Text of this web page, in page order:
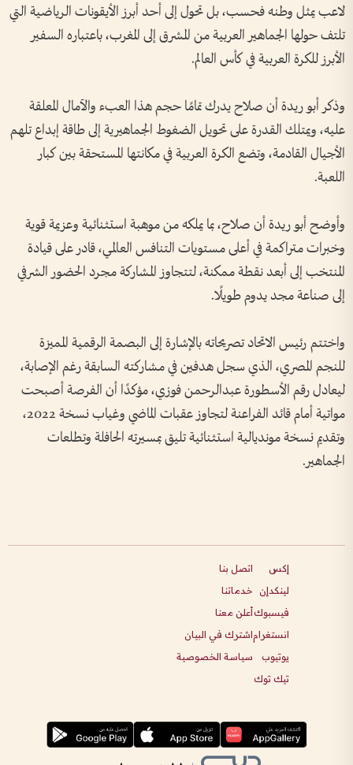
لاعب يمثل وطنه فحسب، بل تحول إلى أحد أبرز الأيقونات الرياضية التي
تلتف حولها الجماهير العربية من المشرق إلى المغرب، باعتباره السفير
الأبرز للكرة العربية في كأس العالم.
وذكر أبو ريدة أن صلاح يدرك تمامًا حجم هذا العبء والآمال المعلقة
عليه، ويمتلك القدرة على تحويل الضغوط الجماهيرية إلى طاقة إبداع تلهم
الأجيال القادمة، وتضع الكرة العربية في مكانتها المستحقة بين كبار
اللعبة.
وأوضح أبو ريدة أن صلاح، بما يملكه من موهبة استثنائية وعزيمة قوية
وخبرات متراكمة في أعلى مستويات التنافس العالمي، قادر على قيادة
المنتخب إلى أبعد نقطة ممكنة، لتتجاوز المشاركة مجرد الحضور الشرفي
إلى صناعة مجد يدوم طويلًا.
واختتم رئيس الاتحاد تصريحاته بالإشارة إلى البصمة الرقمية المميزة
للنجم المصري، الذي سجل هدفين في مشاركته السابقة رغم الإصابة،
ليعادل رقم الأسطورة عبدالرحمن فوزي، مؤكدًا أن الفرصة أصبحت
مواتية أمام قائد الفراعنة لتجاوز عقبات الماضي وغياب نسخة 2022،
وتقديم نسخة مونديالية استثنائية تليق بمسيرته الحافلة وتطلعات
الجماهير.
إكس
لينكدإن
فيسبوك
انستغرام
يوتيوب
تيك توك
اتصل بنا
خدماتنا
أعلن معنا
اشترك في البيان
سياسة الخصوصية